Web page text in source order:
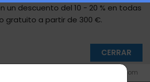
un descuento del 10 - 20 % en todas
gratuito a partir de 300 €.
CERRAR
- 17 h, Po - Pá) info@lavycosmetics.com